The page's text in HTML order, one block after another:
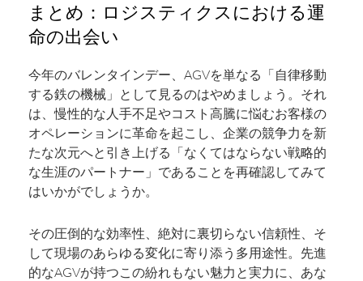
まとめ：ロジスティクスにおける運
命の出会い
今年のバレンタインデー、AGVを単なる「自律移動
する鉄の機械」として見るのはやめましょう。それ
は、慢性的な人手不足やコスト高騰に悩むお客様の
オペレーションに革命を起こし、企業の競争力を新
たな次元へと引き上げる「なくてはならない戦略的
な生涯のパートナー」であることを再確認してみて
はいかがでしょうか。
その圧倒的な効率性、絶対に裏切らない信頼性、そ
して現場のあらゆる変化に寄り添う多用途性。先進
的なAGVが持つこの紛れもない魅力と実力に、あな